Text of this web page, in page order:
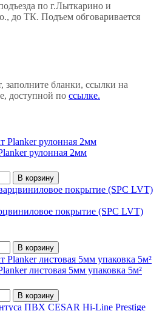
по г.Лыткарино и
до ТК. Подъем обговаривается
заполните бланки, ссылки на
доступной по ссылке.
рулонная 2мм
В корзину
покрытие (SPC LVT)
В корзину
листовая 5мм упаковка 5м²
В корзину